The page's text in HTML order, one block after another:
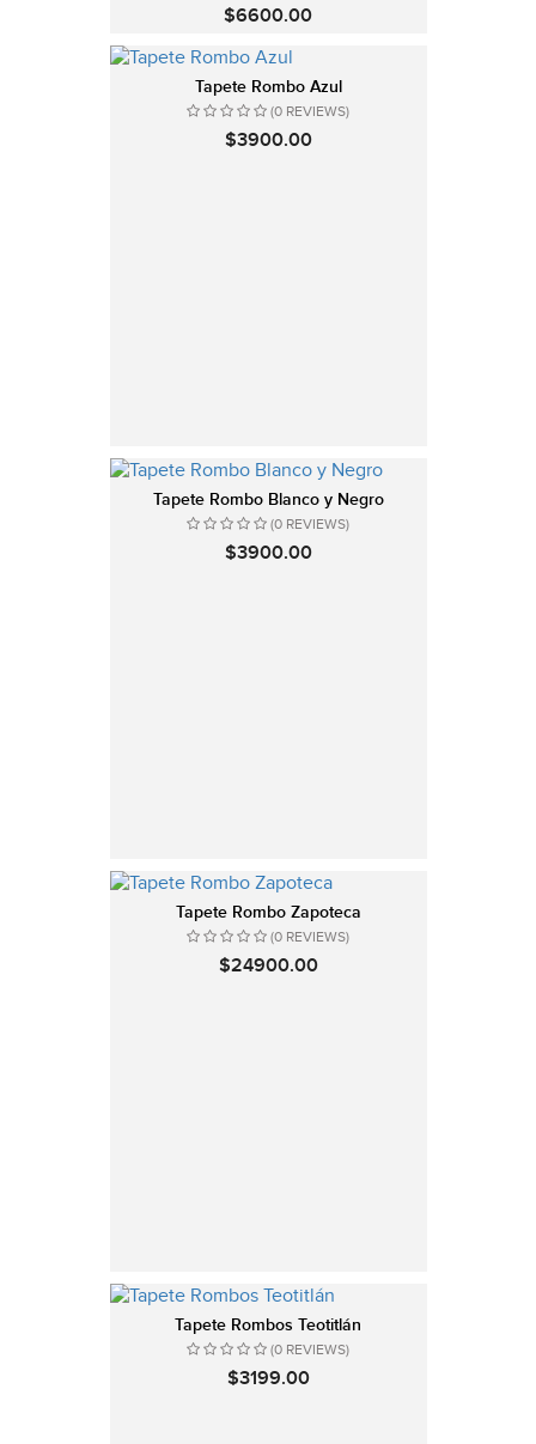
$6600.00
Tapete Rombo Azul
(0 REVIEWS)
$3900.00
Tapete Rombo Blanco y Negro
(0 REVIEWS)
$3900.00
Tapete Rombo Zapoteca
(0 REVIEWS)
$24900.00
Tapete Rombos Teotitlán
(0 REVIEWS)
$3199.00